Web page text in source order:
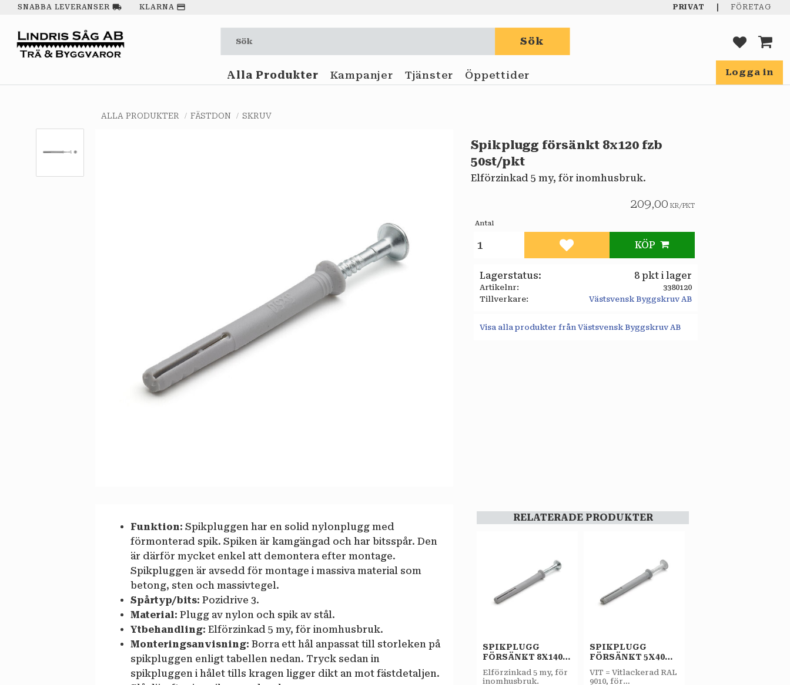
SNABBA LEVERANSER local_shipping KLARNA payment PRIVAT FÖRETAG
Logga in
Sök
Alla Produkter Kampanjer Tjänster Öppettider
ALLA PRODUKTER FÄSTDON SKRUV
Spikplugg försänkt 8x120 fzb
50st/pkt
Elförzinkad 5 my, för inomhusbruk.
209,00 KR/PKT
Antal
KÖP
Lägg till i favoriter
Lagerstatus 8 pkt i lager
Artikelnr
3380120
Tillverkare
Västsvensk Byggskruv AB
Visa alla produkter från Västsvensk Byggskruv AB
Funktion: Spikpluggen har en solid nylonplugg med
förmonterad spik. Spiken är kamgängad och har bitsspår. Den
är därför mycket enkel att demontera efter montage.
Spikpluggen är avsedd för montage i massiva material som
betong, sten och massivtegel.
Spårtyp/bits: Pozidrive 3.
Material: Plugg av nylon och spik av stål.
Ytbehandling: Elförzinkad 5 my, för inomhusbruk.
Monteringsanvisning: Borra ett hål anpassat till storleken på
spikpluggen enligt tabellen nedan. Tryck sedan in
spikpluggen i hålet tills kragen ligger dikt an mot fästdetaljen.
RELATERADE PRODUKTER
SPIKPLUGG
FÖRSÄNKT 8X140
Elförzinkad 5 my, för
inomhusbruk.
SPIKPLUGG
FÖRSÄNKT 5X40
VIT = Vitlackerad RAL
9010, för